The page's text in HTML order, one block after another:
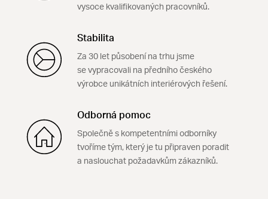
vysoce kvalifikovaných pracovníků.
Stabilita
Za 30 let působení na trhu jsme
se vypracovali na předního českého
výrobce unikátních interiérových řešení.
Odborná pomoc
Společně s kompetentními odborníky
tvoříme tým, který je tu připraven poradit
a naslouchat požadavkům zákazníků.